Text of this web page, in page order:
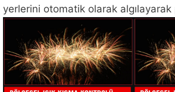
yerlerini otomatik olarak algılayarak